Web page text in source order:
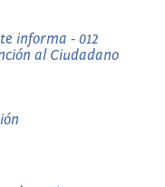
informa - 012
al Ciudadano